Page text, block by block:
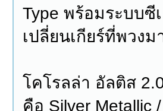
Type พร้อมระบบซี
เปลี่ยนเกียร์ที่พวงม
โคโรลล่า อัลติส
คือ Silver Metallic